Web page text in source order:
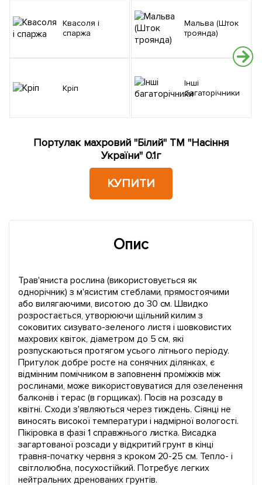
Квасоля і
спаржа
Кріп
Мальва (Шток
троянда)
Інші
багаторічники
Портулак махровий "Білий" ТМ "Насіння
України" 0.1г
КУПИТИ
Опис
Трав'яниста рослина (використовується як
однорічник) з м'ясистим стеблами, прямостоячими
або вилягаючими, висотою до 30 см. Швидко
розростається, утворюючи щільний килим з
соковитих сизувато-зеленого листя і шовковистих
махрових квіток, діаметром до 5 см, які
розпускаються протягом усього літнього періоду.
Притулок добре росте на сонячних ділянках, є
відмінним помічником в заповненні проміжків між
рослинами, може використовуватися для озеленення
балконів і терас (в горщиках). Посів на розсаду в
квітні. Сходи з'являються через тиждень. Сіянці не
виносять високої температури і надмірної вологості.
Пікіровка в фазі 1 справжнього листка. Висадка
загартованої розсади у відкритий грунт в кінці
травня-початку червня з кроком 20-25 см. Тепло- і
світлолюбна, посухостійкий. Потребує легких
нейтральних дренованих грунтів.